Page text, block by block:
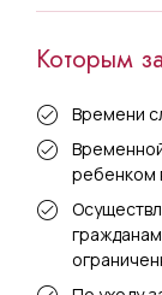
Которым
Времени
ребенком